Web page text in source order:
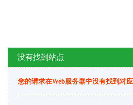
没有找到站点
您的请求在Web服务器中没有找到对